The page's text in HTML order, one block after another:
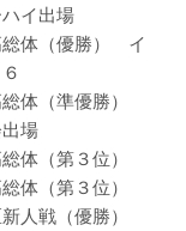
イ出場
総体（優勝） イ
体（準優勝）
場
体（第３位）
体（第３位）
人戦（優勝）